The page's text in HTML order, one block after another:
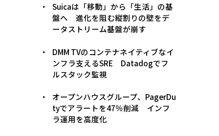
Suicaは「移動」から「生活」の基
盤へ 進化を阻む縦割りの壁をデ
ータストリーム基盤が崩す
DMM TVのコンテナネイティブなイ
ンフラ支えるSRE Datadogでフ
ルスタック監視
オープンハウスグループ、PagerDu
tyでアラートを47％削減 インフ
ラ運用を高度化